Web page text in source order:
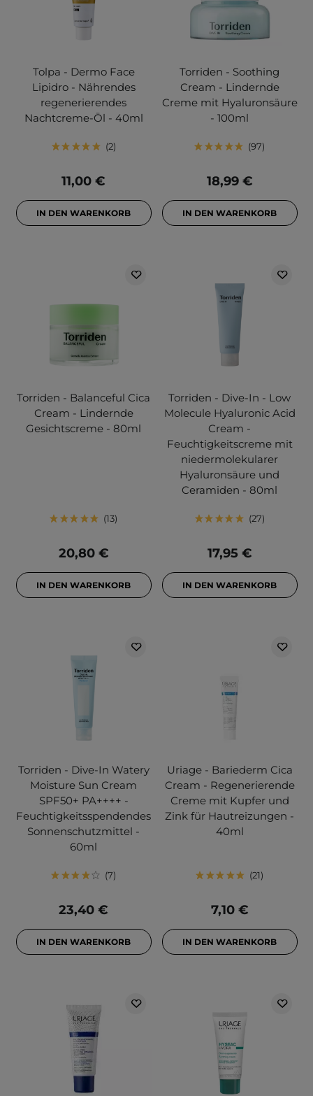
Tolpa - Dermo Face
Lipidro - Nährendes
regenerierendes
Nachtcreme-Öl - 40ml
2
11,00 €
IN DEN WARENKORB
Torriden - Soothing
Cream - Lindernde
Creme mit Hyaluronsäure
- 100ml
97
18,99 €
IN DEN WARENKORB
Torriden - Balanceful Cica
Cream - Lindernde
Gesichtscreme - 80ml
13
20,80 €
IN DEN WARENKORB
Torriden - Dive-In - Low
Molecule Hyaluronic Acid
Cream -
Feuchtigkeitscreme mit
niedermolekularer
Hyaluronsäure und
Ceramiden - 80ml
27
17,95 €
IN DEN WARENKORB
Torriden - Dive-In Watery
Moisture Sun Cream
SPF50+ PA++++ -
Feuchtigkeitsspendendes
Sonnenschutzmittel -
60ml
7
23,40 €
IN DEN WARENKORB
Uriage - Bariederm Cica
Cream - Regenerierende
Creme mit Kupfer und
Zink für Hautreizungen -
40ml
21
7,10 €
IN DEN WARENKORB